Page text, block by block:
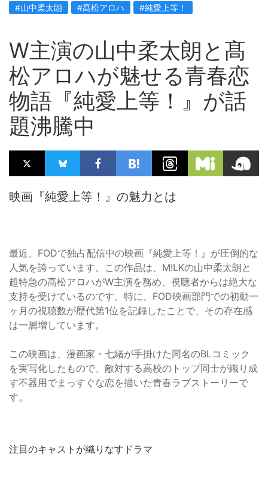
#山中柔太朗 #髙松アロハ #純愛上等！
W主演の山中柔太朗と髙
松アロハが魅せる青春恋
物語『純愛上等！』が話
題沸騰中
映画『純愛上等！』の魅力とは
最近、FODで独占配信中の映画『純愛上等！』が圧倒的な
人気を誇っています。この作品は、M!LKの山中柔太朗と
超特急の髙松アロハがW主演を務め、視聴者からは絶大な
支持を受けているのです。特に、FOD映画部門での初動一
ヶ月の視聴数が歴代第1位を記録したことで、その存在感
は一層増しています。
この映画は、漫画家・七緒が手掛けた同名のBLコミック
を実写化したもので、敵対する高校のトップ同士が織り成
す不器用でまっすぐな恋を描いた青春ラブストーリーで
す。
注目のキャストが織りなすドラマ